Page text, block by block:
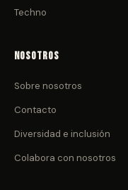
Techno
Nosotros
Sobre nosotros
Contacto
Diversidad e inclusión
Colabora con nosotros